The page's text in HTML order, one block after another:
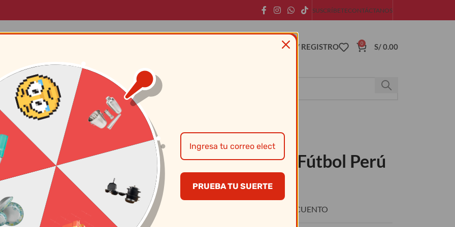
SUSCRÍBETECONTÁCTANOS
ACCESO / REGISTRO 0 S/0.00
Cristar – Jgo x6 decorados Fútbol Perú
15.30
CANTIDAD DESCUENTO
PRUEBA TU SUERTE